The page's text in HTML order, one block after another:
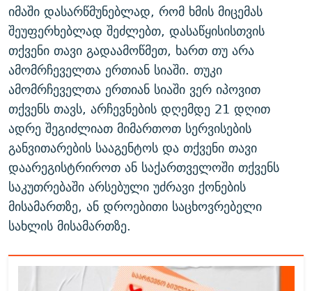
იმაში დასარწმუნებლად, რომ ხმის მიცემას
შეუფერხებლად შეძლებთ, დასაწყისისთვის
თქვენი თავი გადაამოწმეთ, ხართ თუ არა
ამომრჩეველთა ერთიან სიაში. თუკი
ამომრჩეველთა ერთიან სიაში ვერ იპოვით
თქვენს თავს, არჩევნების დღემდე 21 დღით
ადრე შეგიძლიათ მიმართოთ სერვისების
განვითარების სააგენტოს და თქვენი თავი
დაარეგისტრიროთ ან საქართველოში თქვენს
საკუთრებაში არსებული უძრავი ქონების
მისამართზე, ან დროებითი საცხოვრებელი
სახლის მისამართზე.